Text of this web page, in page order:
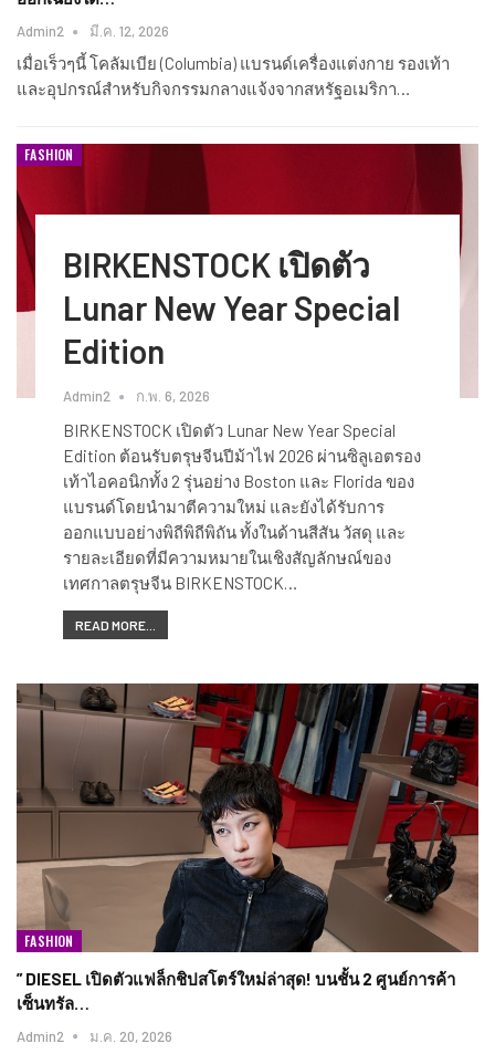
Admin2 มี.ค. 12, 2026
เมื่อเร็วๆนี้ โคลัมเบีย (Columbia) แบรนด์เครื่องแต่งกาย รองเท้า
และอุปกรณ์สำหรับกิจกรรมกลางแจ้งจากสหรัฐอเมริกา…
FASHION
BIRKENSTOCK เปิดตัว
Lunar New Year Special
Edition
Admin2 ก.พ. 6, 2026
BIRKENSTOCK เปิดตัว Lunar New Year Special
Edition ต้อนรับตรุษจีนปีม้าไฟ 2026 ผ่านซิลูเอตรอง
เท้าไอคอนิกทั้ง 2 รุ่นอย่าง Boston และ Florida ของ
แบรนด์โดยนำมาตีความใหม่ และยังได้รับการ
ออกแบบอย่างพิถีพิถีพิถัน ทั้งในด้านสีสัน วัสดุ และ
รายละเอียดที่มีความหมายในเชิงสัญลักษณ์ของ
เทศกาลตรุษจีน BIRKENSTOCK…
READ MORE...
FASHION
” DIESEL เปิดตัวแฟล็กชิปสโตร์ใหม่ล่าสุด! บนชั้น 2 ศูนย์การค้า
เซ็นทรัล…
Admin2 ม.ค. 20, 2026